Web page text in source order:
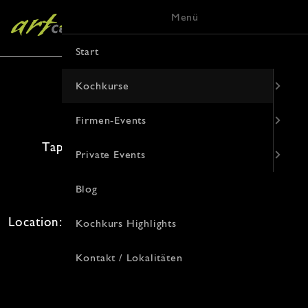
Tapas, Mezze, Antipasti und Verrines
Location: , Von-Vincke-Straße 9, 48143 Münster
Menü
Start
Kochkurse
Firmen-Events
Private Events
Blog
Kochkurs Highlights
Kontakt / Lokalitäten